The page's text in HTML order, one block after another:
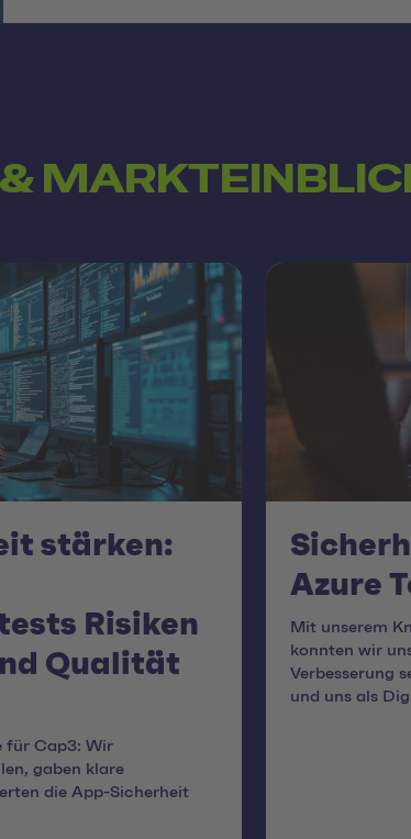
stärken:
Risiken
Qualität
für Cap3: Wir
gaben klare
die App-Sicherheit
Azure
Mit unserem
konnten wir
Verbesserung
und uns als